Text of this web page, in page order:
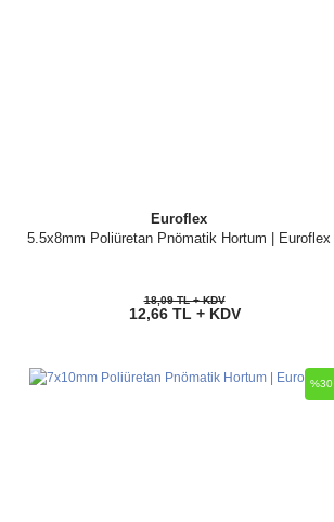
Euroflex
5.5x8mm Poliüretan Pnömatik Hortum | Euroflex
18,09 TL + KDV
12,66 TL + KDV
%30